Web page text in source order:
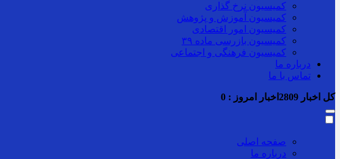
کمیسیون نرخ گذاری
کمیسیون آموزش و پژوهش
کمیسیون امور اقتصادی
کمیسیون بازرسی ماده ۳۹
کمیسیون فرهنگی و اجتماعی
درباره ما
تماس با ما
کل اخبار اخبار امروز : 0
صفحه اصلی
درباره ما